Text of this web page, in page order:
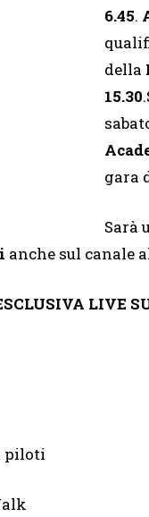
6.45.
della
15.30
gara
Sarà
anche sul canale
LIVE
piloti